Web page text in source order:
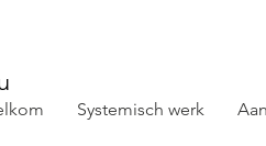
Systemisch werk